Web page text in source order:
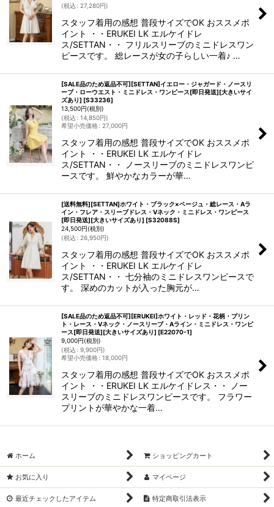
(税込 : 27,280円)
スタッフ着用の感想 普段サイズでOK おススメポ
イント ・・ERUKEI LK エルケイドレ
ス/SETTAN・・ フリルスリーブのミニドレスワン
ピースです。 総レースが女の子らしい一着♪ …
[SALE品のため返品不可][SETTAN]イエロー・ジャガード・ノースリ
ーブ・ローウエスト・ミニドレス・ワンピース[即日発送][大きいサイ
ズあり] [S33236]
13,500円(税別)
(税込 : 14,850円)
希望小売価格: 27,000円
スタッフ着用の感想 普段サイズでOK おススメポ
イント ・・ERUKEI LK エルケイドレ
ス/SETTAN・・ ノースリーブのミニドレスワンピ
ースです。 鮮やかなカラーが華…
[送料無料][SETTAN]ホワイト・ブラック×ベージュ・総レース・Aラ
イン・フレア・スリーブドレス・Vネック・ミニドレス・ワンピース
[即日発送][大きいサイズあり] [S32088S]
24,500円(税別)
(税込 : 26,950円)
スタッフ着用の感想 普段サイズでOK おススメポ
イント ・・ERUKEI LK エルケイドレ
ス/SETTAN・・ 七分袖のミニドレスワンピースで
す。 深めのカットが入った胸元が…
[SALE品のため返品不可][ERUKEI]ホワイト・レッド・花柄・プリン
ト・レース・Vネック・ノースリーブ・Aライン・ミニドレス・ワンピ
ース[即日発送][大きいサイズあり] [E22070-1]
9,000円(税別)
(税込 : 9,900円)
希望小売価格: 18,000円
スタッフ着用の感想 普段サイズでOK おススメポ
イント ・・ERUKEI LK エルケイドレス・・ ノー
スリーブのミニドレスワンピースです。 フラワー
プリントが華やかな一着…
ホーム ショッピングカート
お気に入り マイページ
最近チェックしたアイテム 特定商取引法表示